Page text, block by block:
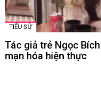
TIỂU SỬ
Tác giả trẻ Ngọc
mạn hóa hiện thực